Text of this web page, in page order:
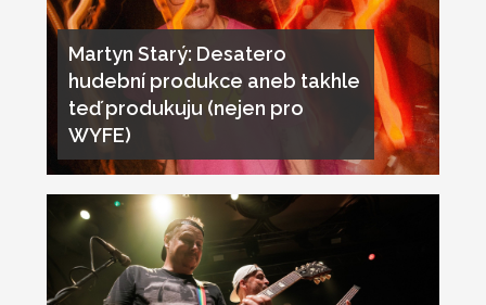
Martyn Starý: Desatero
hudební produkce aneb takhle
teď produkuju (nejen pro
WYFE)